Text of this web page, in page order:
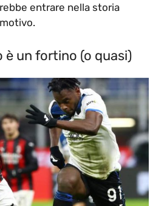
entrare nella storia
è un fortino (o quasi)